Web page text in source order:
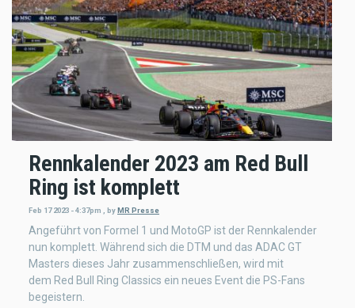
Rennkalender 2023 am Red Bull
Ring ist komplett
Feb 17 2023 - 4:37pm , byMR Presse
Angeführt von Formel 1 und MotoGP ist der Rennkalender
nun komplett. Während sich die DTM und das ADAC GT
Masters dieses Jahr zusammenschließen, wird mit
dem Red Bull Ring Classics ein neues Event die PS-Fans
begeistern.